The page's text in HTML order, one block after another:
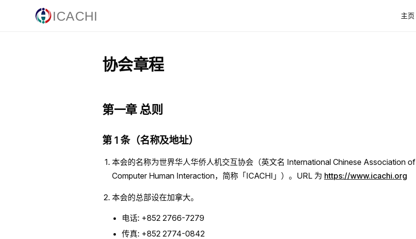
Skip to content 主页
协会章程
第一章 总则
第 1 条（名称及地址）
本会的名称为世界华人华侨人机交互协会（英文名 International Chinese Association of
Computer Human Interaction，简称「ICACHI」）。URL 为 https://www.icachi.org
本会的总部设在加拿大。
电话: +852 2766-7279
传真: +852 2774-0842